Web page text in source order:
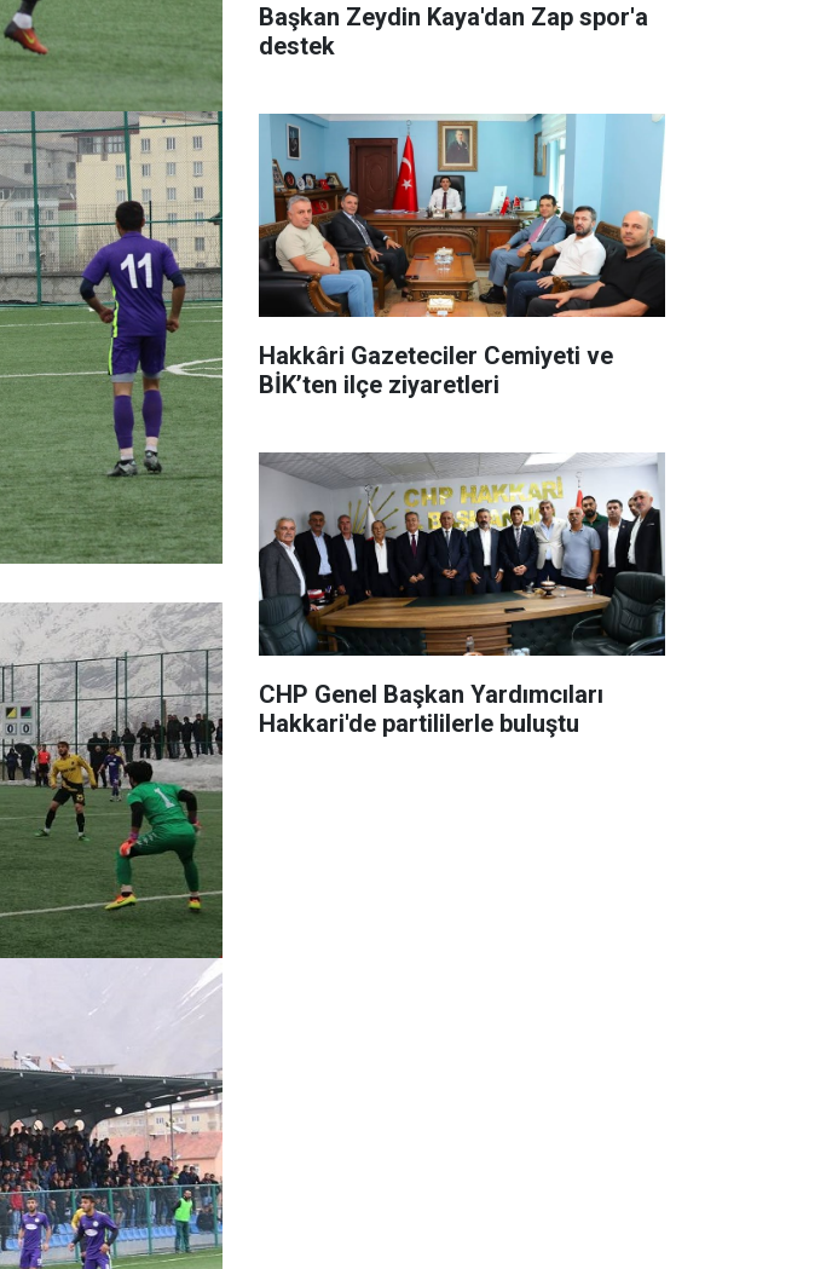
Başkan Zeydin Kaya'dan Zap spor'a
destek
Hakkâri Gazeteciler Cemiyeti ve
BİK’ten ilçe ziyaretleri
CHP Genel Başkan Yardımcıları
Hakkari'de partililerle buluştu